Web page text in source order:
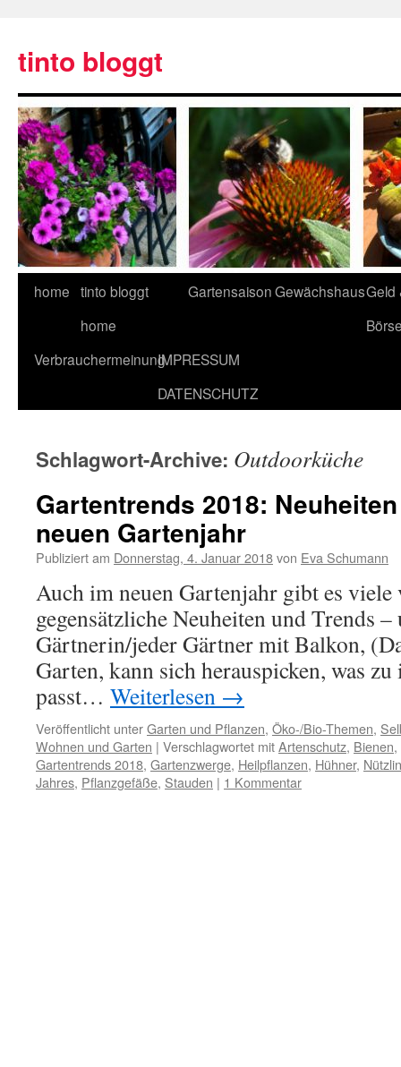
tinto bloggt
home tinto bloggt
home
GartensaisonGewächshausGeld
VerbrauchermeinungIMPRESSUM
DATENSCHUTZ
Schlagwort-Archive: Outdoorküche
Gartentrends 2018:
neuen Gartenjahr
Publiziert am Donnerstag, 4. Januar 2018von Eva Schumann
Auch im neuen Gartenjahr gibt es viele
gegensätzliche Neuheiten und Trends –
Gärtnerin/jeder Gärtner mit Balkon,
Garten, kann sich herauspicken, was
passt… Weiterlesen →
Veröffentlicht unterGarten und Pflanzen, Öko-/Bio-Themen,
Wohnen und Garten | Verschlagwortet mitArtenschutz, Bienen,
Gartentrends 2018, Gartenzwerge, Heilpflanzen, Hühner,
Jahres, Pflanzgefäße, Stauden | 1 Kommentar